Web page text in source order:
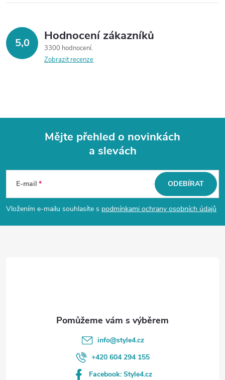
5,0 Hodnocení zákazníků
3300 hodnocení
Zobrazit recenze
p
Mějte přehled o novinkách
a slevách
E-mail
Vložením e-mailu souhlasíte s podmínkami ochrany osobních údajů
ODEBÍRAT
info@style4.cz
+420 604 294 155
Facebook: Style4.cz